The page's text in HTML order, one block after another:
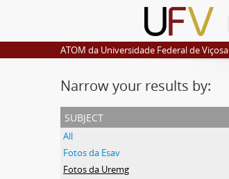
ATOM da Universidade Federal de Viçosa
Narrow your results by:
subject
All
Fotos da Esav
Fotos da Uremg